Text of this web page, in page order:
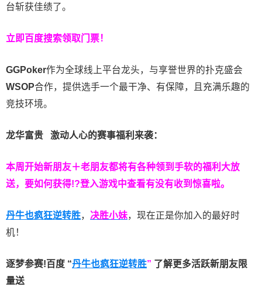
台斩获佳绩了。
立即百度搜索领取门票！
GGPoker作为全球线上平台龙头，与享誉世界的扑克盛会
WSOP合作，提供选手一个最干净、有保障，且充满乐趣的
竞技环境。
龙华富贵 激动人心的赛事福利来袭：
本周开始新朋友＋老朋友都将有各种领到手软的福利大放
送，要如何获得!?登入游戏中查看有没有收到惊喜啦。
丹牛也疯狂逆转胜， 决胜小妹，现在正是你加入的最好时
机！
逐梦参赛!百度 “丹牛也疯狂逆转胜” 了解更多活跃新朋友限
量送